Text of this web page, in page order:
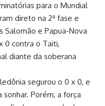
para o Mundial
direto na 2ª fase e
Salomão e Papua-Nova
0 contra o Taiti,
diante da soberana
segurou o 0 x 0, e
Porém, a força